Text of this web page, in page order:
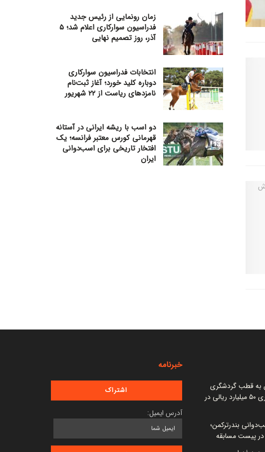
زمان رونمایی از رئیس جدید
فدراسیون سوارکاری اعلام شد؛ ۵
آذر، روز تصمیم نهایی
انتخابات فدراسیون سوارکاری
دوباره کلید خورد؛ آغاز ثبت‌نام
نامزدهای ریاست از ۲۲ شهریور
دو اسب با ریشه ایرانی در آستانه
قهرمانی کورس معتبر فرانسه؛ یک
افتخار تاریخی برای اسب‌دوانی
ایران
به قطب گردشگری
اسب کشور؛ سرمایه‌گذاری ۵۰ میلیارد ریالی در
بندرترکمن؛
پیست مسابقه
خبرنامه
آدرس ایمیل: